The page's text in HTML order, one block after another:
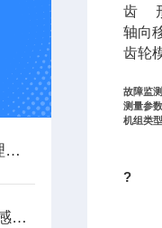
一体式振动传感器的工作原理是什么？
如何提高LVDT油动机位移传感器的精度？
齿
轴向
齿轮
故障监
测量参
机组类
?